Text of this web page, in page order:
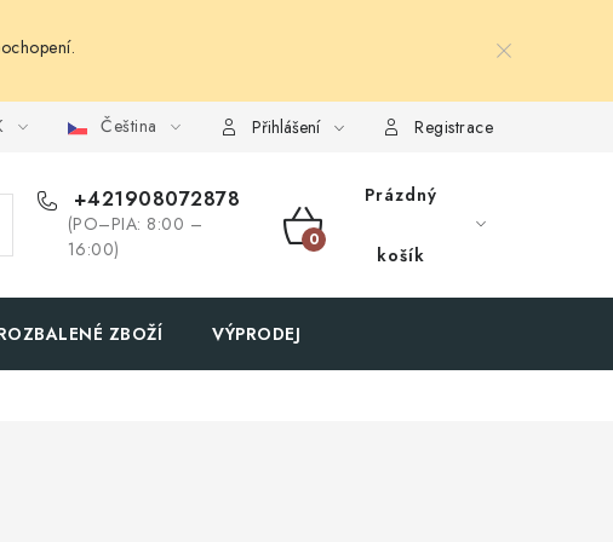
Čeština Přihlášení Registrace
+421908072878
(PO–PIA: 8:00 –
16:00)
NÁKUPNÍ
Prázdný
košík
ZBOŽÍ VÝPRODEJ